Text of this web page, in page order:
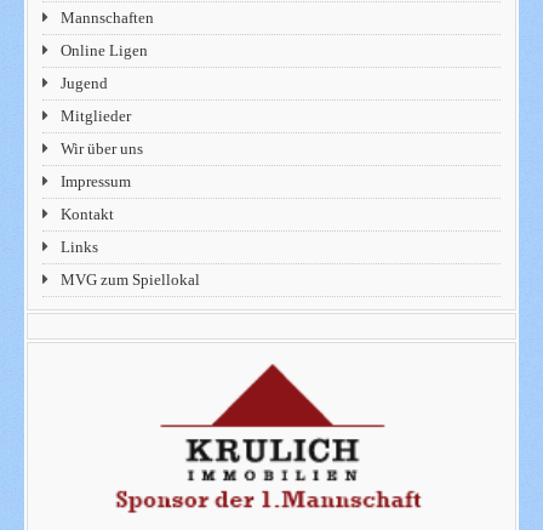
Mannschaften
Online Ligen
Jugend
Mitglieder
Wir über uns
Impressum
Kontakt
Links
MVG zum Spiellokal